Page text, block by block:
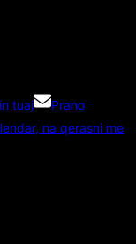
tuaj
Prano
na qerasni me